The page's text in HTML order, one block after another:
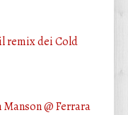
remix dei Cold
@ Ferrara